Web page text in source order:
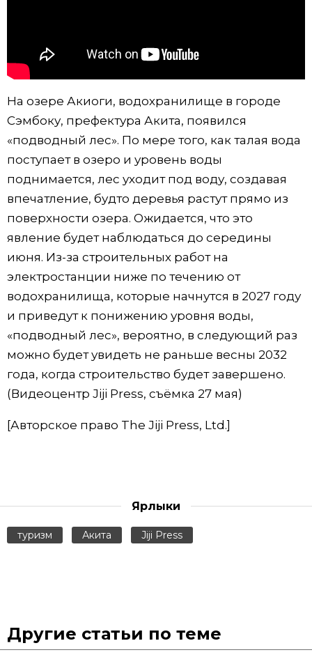
Жизнь
Технологии
Токио
От редакции
На озере Акиоги, водохранилище в городе
Сэмбоку, префектура Акита, появился
«подводный лес». По мере того, как талая вода
поступает в озеро и уровень воды
поднимается, лес уходит под воду, создавая
впечатление, будто деревья растут прямо из
поверхности озера. Ожидается, что это
явление будет наблюдаться до середины
июня. Из-за строительных работ на
электростанции ниже по течению от
водохранилища, которые начнутся в 2027 году
и приведут к понижению уровня воды,
«подводный лес», вероятно, в следующий раз
можно будет увидеть не раньше весны 2032
года, когда строительство будет завершено.
(Видеоцентр Jiji Press, съёмка 27 мая)
[Авторское право The Jiji Press, Ltd.]
Ярлыки
туризм Акита Jiji Press
Другие статьи по теме